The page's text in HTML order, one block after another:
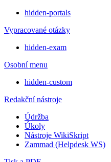
hidden-portals
Vypracované otázky
hidden-exam
Osobní menu
hidden-custom
Redakční nástroje
Údržba
Úkoly
Nástroje WikiSkript
Zammad (Helpdesk WS)